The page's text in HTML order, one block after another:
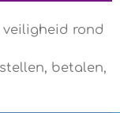
veiligheid rond
betalen,